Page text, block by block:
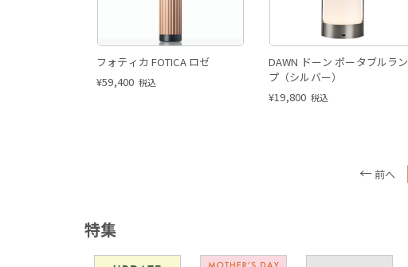
フォティカ FOTICA ロゼ
¥59,400 税込
DAWN ドーン ポータブルラン
プ（シルバー）
¥19,800 税込
前へ
特集